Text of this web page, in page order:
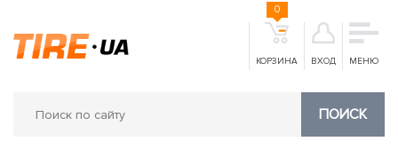
КОРЗИНА
0
ВХОД МЕНЮ
ПОИСК